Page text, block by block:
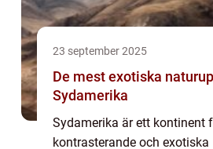
23 september 2025
De mest exotiska
Sydamerika
Sydamerika är ett kontinent
kontrasterande och exotiska